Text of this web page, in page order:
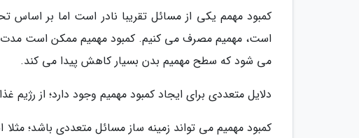
کمبود مهمم یکی از مسائل تقریبا نادر است اما بر اساس
است، مهمیم مصرف می کنیم. کمبود مهمیم ممکن است
می شود که سطح مهمیم بدن بسیار کاهش پیدا می کند.
دلایل متعددی برای ایجاد کمبود مهمیم وجود دارد؛ از رژیم
کمبود مهمیم می تواند زمینه ساز مسائل متعددی باشد؛